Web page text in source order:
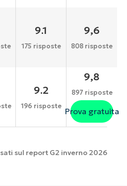
9.1
175 risposte
9,6
808 risposte
9.2
196 risposte
9,8
897 risposte
Prova gratuita
sul report G2 inverno 2026